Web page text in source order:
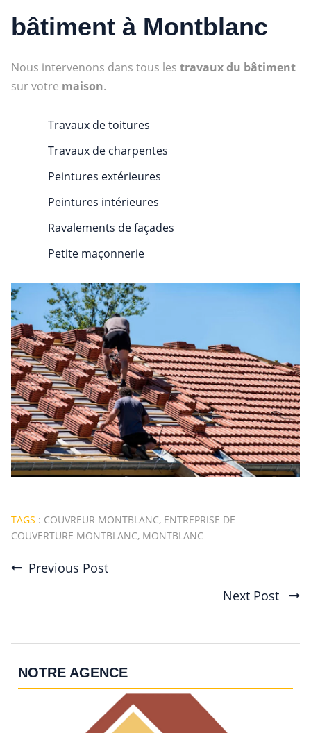
bâtiment à Montblanc
Nous intervenons dans tous les travaux du bâtiment
sur votre maison.
Travaux de toitures
Travaux de charpentes
Peintures extérieures
Peintures intérieures
Ravalements de façades
Petite maçonnerie
TAGS : COUVREUR MONTBLANC, ENTREPRISE DE
COUVERTURE MONTBLANC, MONTBLANC
Post
navigation
Previous Post
Next Post
NOTRE AGENCE